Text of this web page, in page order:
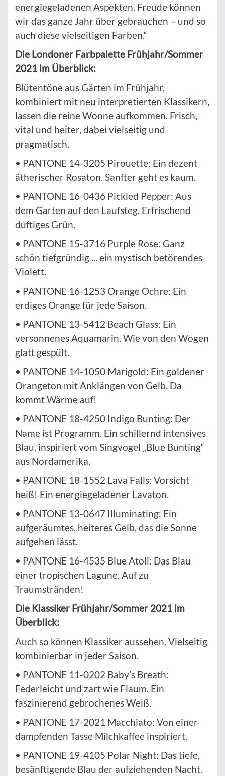
energiegeladenen Aspekten. Freude können
wir das ganze Jahr über gebrauchen – und so
auch diese vielseitigen Farben.“
Die Londoner Farbpalette Frühjahr/Sommer
2021 im Überblick:
Blütentöne aus Gärten im Frühjahr,
kombiniert mit neu interpretierten Klassikern,
lassen die reine Wonne aufkommen. Frisch,
vital und heiter, dabei vielseitig und
pragmatisch.
• PANTONE 14-3205 Pirouette: Ein dezent
ätherischer Rosaton. Sanfter geht es kaum.
• PANTONE 16-0436 Pickled Pepper: Aus
dem Garten auf den Laufsteg. Erfrischend
duftiges Grün.
• PANTONE 15-3716 Purple Rose: Ganz
schön tiefgründig ... ein mystisch betörendes
Violett.
• PANTONE 16-1253 Orange Ochre: Ein
erdiges Orange für jede Saison.
• PANTONE 13-5412 Beach Glass: Ein
versonnenes Aquamarin. Wie von den Wogen
glatt gespült.
• PANTONE 14-1050 Marigold: Ein goldener
Orangeton mit Anklängen von Gelb. Da
kommt Wärme auf!
• PANTONE 18-4250 Indigo Bunting: Der
Name ist Programm. Ein schillernd intensives
Blau, inspiriert vom Singvogel „Blue Bunting“
aus Nordamerika.
• PANTONE 18-1552 Lava Falls: Vorsicht
heiß! Ein energiegeladener Lavaton.
• PANTONE 13-0647 Illuminating: Ein
aufgeräumtes, heiteres Gelb, das die Sonne
aufgehen lässt.
• PANTONE 16-4535 Blue Atoll: Das Blau
einer tropischen Lagune. Auf zu
Traumstränden!
Die Klassiker Frühjahr/Sommer 2021 im
Überblick:
Auch so können Klassiker aussehen. Vielseitig
kombinierbar in jeder Saison.
• PANTONE 11-0202 Baby’s Breath:
Federleicht und zart wie Flaum. Ein
faszinierend gebrochenes Weiß.
• PANTONE 17-2021 Macchiato: Von einer
dampfenden Tasse Milchkaffee inspiriert.
• PANTONE 19-4105 Polar Night: Das tiefe,
besänftigende Blau der aufziehenden Nacht.